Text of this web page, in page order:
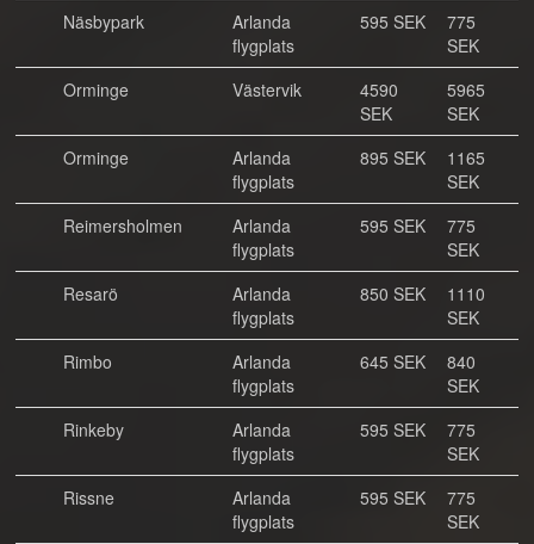
Näsbypark
Arlanda
flygplats
595 SEK
775
SEK
Orminge
Västervik
4590
SEK
5965
SEK
Orminge
Arlanda
flygplats
895 SEK
1165
SEK
Reimersholmen
Arlanda
flygplats
595 SEK
775
SEK
Resarö
Arlanda
flygplats
850 SEK
1110
SEK
Rimbo
Arlanda
flygplats
645 SEK
840
SEK
Rinkeby
Arlanda
flygplats
595 SEK
775
SEK
Rissne
Arlanda
flygplats
595 SEK
775
SEK